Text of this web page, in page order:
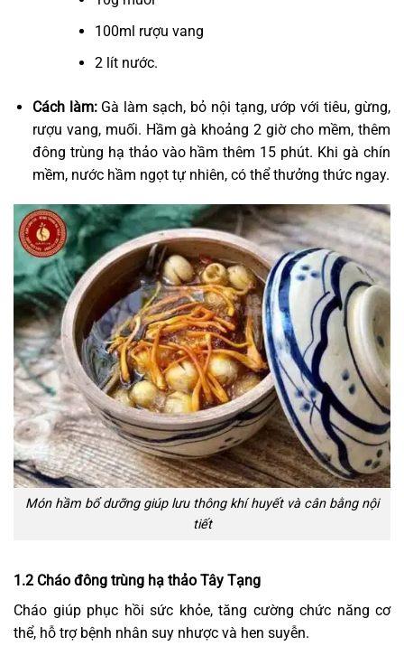
100ml rượu vang
2 lít nước.
Cách làm:Gà làm sạch, bỏ nội tạng, ướp với tiêu, gừng,
rượu vang, muối. Hầm gà khoảng 2 giờ cho mềm, thêm
đông trùng hạ thảo vào hầm thêm 15 phút. Khi gà chín
mềm, nước hầm ngọt tự nhiên, có thể thưởng thức ngay.
Món hầm bổ dưỡng giúp lưu thông khí huyết và cân bằng nội
tiết
1.2 Cháo đông trùng hạ thảo Tây Tạng
Cháo giúp phục hồi sức khỏe, tăng cường chức năng cơ
thể, hỗ trợ bệnh nhân suy nhược và hen suyễn.